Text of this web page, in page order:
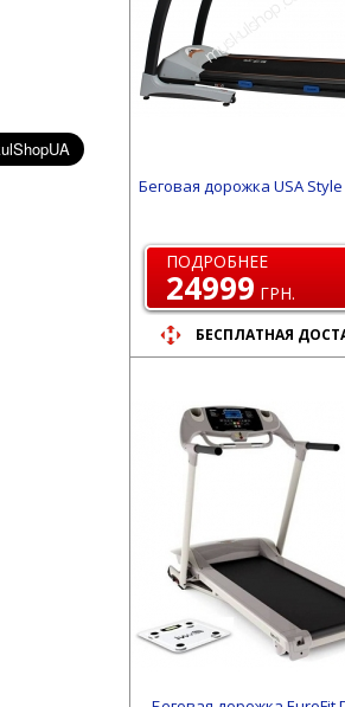
Беговая дорожка USA Style
ПОДРОБНЕЕ
24999 ГРН.
БЕСПЛАТНАЯ